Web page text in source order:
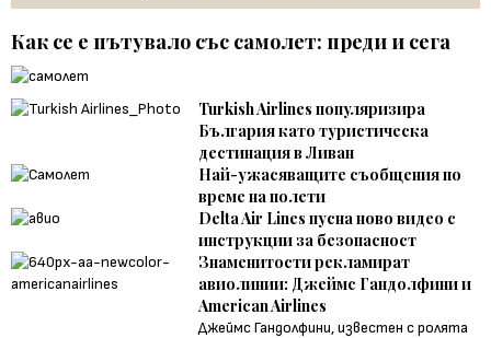
Как се е пътувало със самолет: преди и сега
Turkish Airlines популяризира
България като туристическа
дестинация в Ливан
Най-ужасяващите съобщения по
време на полети
Delta Air Lines пусна ново видео с
инструкции за безопасност
Знаменитости рекламират
авиолинии: Джеймс Гандолфини и
American Airlines
Джеймс Гандолфини, известен с ролята